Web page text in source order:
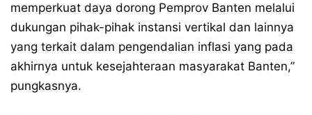
memperkuat daya dorong Pemprov Banten melalui
dukungan pihak-pihak instansi vertikal dan lainnya
yang terkait dalam pengendalian inflasi yang pada
akhirnya untuk kesejahteraan masyarakat Banten,”
pungkasnya.